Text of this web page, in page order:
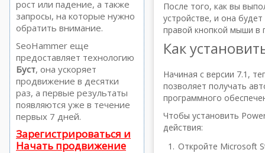
После того, как вы
устройстве, и она
правой кнопкой мыши в
Как
Начиная с версии 7.1,
позволяет получать
программного
Чтобы установить
действия:
Откройте Microsoft
рост или падение, а также
запросы, на которые нужно
обратить внимание.
SeoHammer еще
предоставляет технологию
Буст, она ускоряет
продвижение в десятки
раз, а первые результаты
появляются уже в течение
первых 7 дней.
Зарегистрироваться и
Начать продвижение